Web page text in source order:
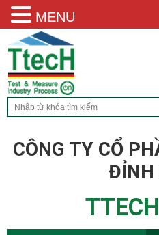
CÔNG TY CỔ
ĐỈNH
MENU